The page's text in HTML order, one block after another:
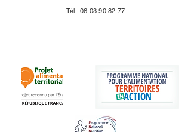
Tél :06 03 90 82 77